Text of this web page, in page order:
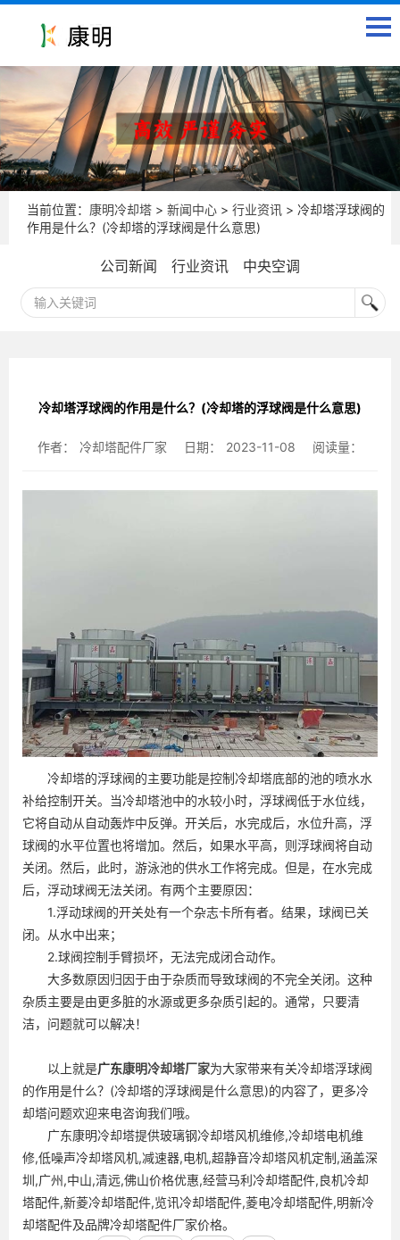
当前位置： 康明冷却塔 > 新闻中心 > 行业资讯 > 冷却塔浮球阀的
作用是什么？(冷却塔的浮球阀是什么意思)
公司新闻 行业资讯 中央空调
冷却塔浮球阀的作用是什么？(冷却塔的浮球阀是什么意思)
作者： 冷却塔配件厂家 日期： 2023-11-08 阅读量：
冷却塔的浮球阀的主要功能是控制冷却塔底部的池的喷水水
补给控制开关。当冷却塔池中的水较小时，浮球阀低于水位线，
它将自动从自动轰炸中反弹。开关后，水完成后，水位升高，浮
球阀的水平位置也将增加。然后，如果水平高，则浮球阀将自动
关闭。然后，此时，游泳池的供水工作将完成。但是，在水完成
后，浮动球阀无法关闭。有两个主要原因：
1.浮动球阀的开关处有一个杂志卡所有者。结果，球阀已关
闭。从水中出来；
2.球阀控制手臂损坏，无法完成闭合动作。
大多数原因归因于由于杂质而导致球阀的不完全关闭。这种
杂质主要是由更多脏的水源或更多杂质引起的。通常，只要清
洁，问题就可以解决！
以上就是广东康明冷却塔厂家为大家带来有关冷却塔浮球阀
的作用是什么？(冷却塔的浮球阀是什么意思)的内容了，更多冷
却塔问题欢迎来电咨询我们哦。
广东康明冷却塔提供玻璃钢冷却塔风机维修,冷却塔电机维
修,低噪声冷却塔风机,减速器,电机,超静音冷却塔风机定制,涵盖深
圳,广州,中山,清远,佛山价格优惠,经营马利冷却塔配件,良机冷却
塔配件,新菱冷却塔配件,览讯冷却塔配件,菱电冷却塔配件,明新冷
却塔配件及品牌冷却塔配件厂家价格。